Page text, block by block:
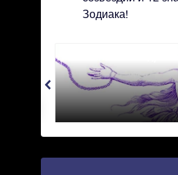
Зодиака!
Andromeda -